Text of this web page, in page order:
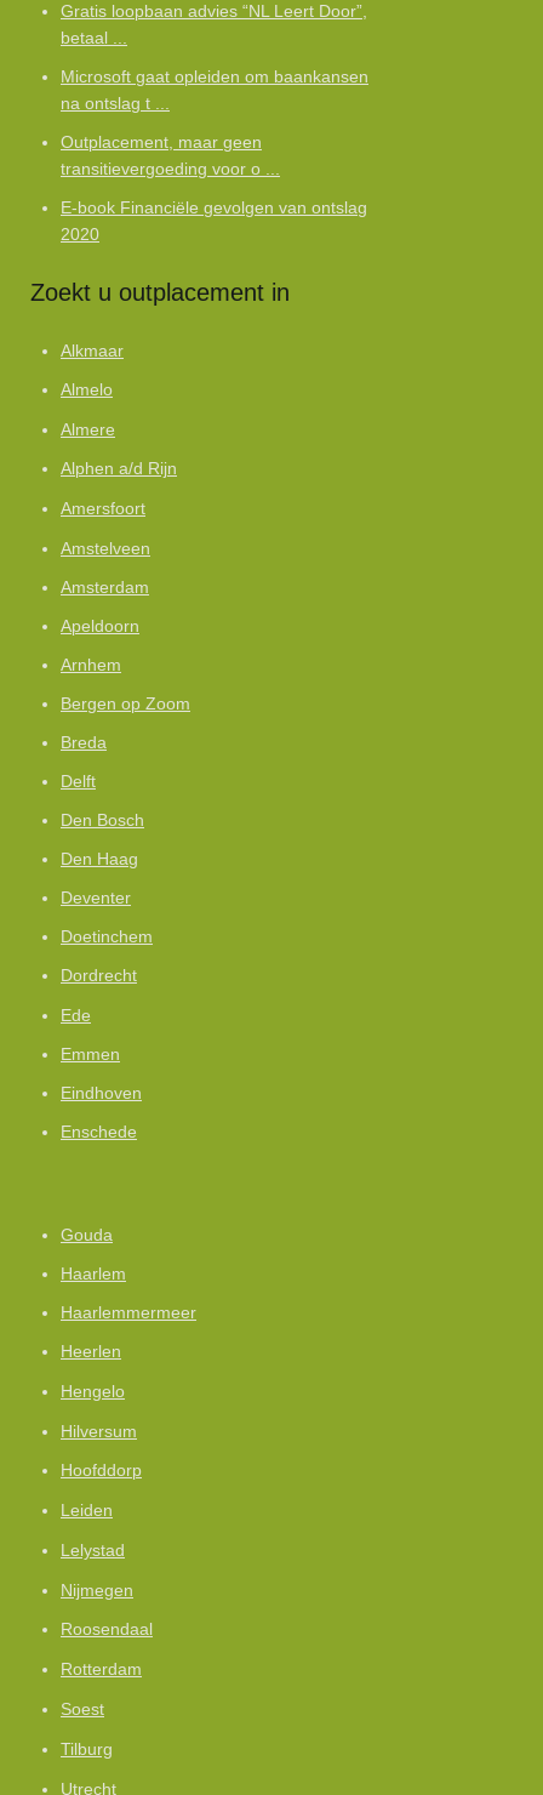
Gratis loopbaan advies “NL Leert Door”,
betaal ...
Microsoft gaat opleiden om baankansen
na ontslag t ...
Outplacement, maar geen
transitievergoeding voor o ...
E-book Financiële gevolgen van ontslag
2020
Zoekt u outplacement in
Alkmaar
Almelo
Almere
Alphen a/d Rijn
Amersfoort
Amstelveen
Amsterdam
Apeldoorn
Arnhem
Bergen op Zoom
Breda
Delft
Den Bosch
Den Haag
Deventer
Doetinchem
Dordrecht
Ede
Emmen
Eindhoven
Enschede
Gouda
Haarlem
Haarlemmermeer
Heerlen
Hengelo
Hilversum
Hoofddorp
Leiden
Lelystad
Nijmegen
Roosendaal
Rotterdam
Soest
Tilburg
Utrecht